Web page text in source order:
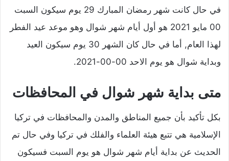
في حال كانت شهر رمضان المبارك 29 يوم سيكون السبت
00 مايو 2021 هو أول أيام شهر شوال وهو موعد عيد الفطر
لهذا العام, أما في حال كان الشهر 30 يوم سيكون العيد
وبداية شوال هو يوم الاحد 00-00-2021.
متى بداية شهر شوال في المحافظات
بكل تأكيد بأن جميع المناطق والمدن والمحافظات في تركيا
الإسلامية هي تتبع هيئة العلماء والفلك في تركيا وفي حال تم
الحديث عن بداية أيام شهر شوال هو يوم السبت فسيكون